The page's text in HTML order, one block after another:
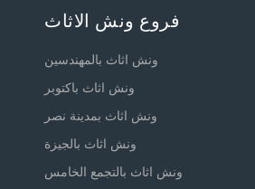
فروع ونش الاثاث
ونش اثاث بالمهندسين
ونش اثاث باكتوبر
ونش اثاث بمدينة نصر
ونش اثاث بالجيزة
ونش اثاث بالتجمع الخامس